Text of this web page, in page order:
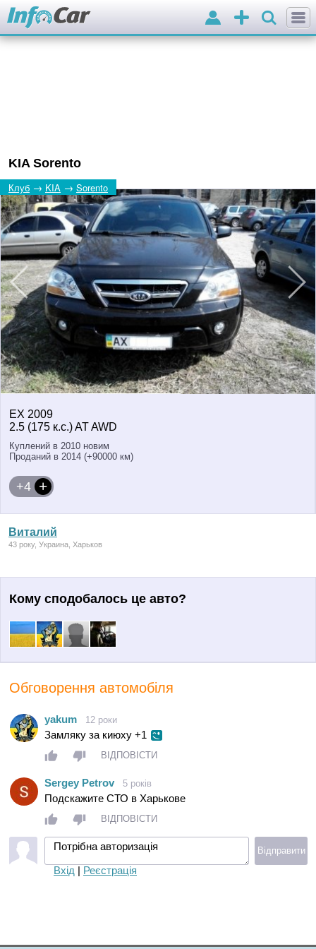
Додати
оголошення
Вхід
KIA Sorento
Клуб → KIA → Sorento
EX 2009
2.5 (175 к.с.) AT AWD
Куплений в 2010 новим
Проданий в 2014 (+90000 км)
+4
Виталий
43 року, Украина, Харьков
Кому сподобалось це авто?
Обговорення автомобіля
yakum 12 роки
Замляку за киюху +1
ВІДПОВІСТИ
Sergey Petrov 5 років
Подскажите СТО в Харькове
ВІДПОВІСТИ
Потрібна авторизація
Вхід | Реєстрація
Відправити